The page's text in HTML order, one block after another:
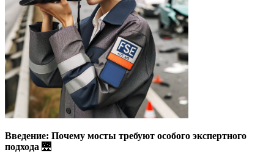
Введение: Почему мосты требуют особого экспертного
подхода 🌉